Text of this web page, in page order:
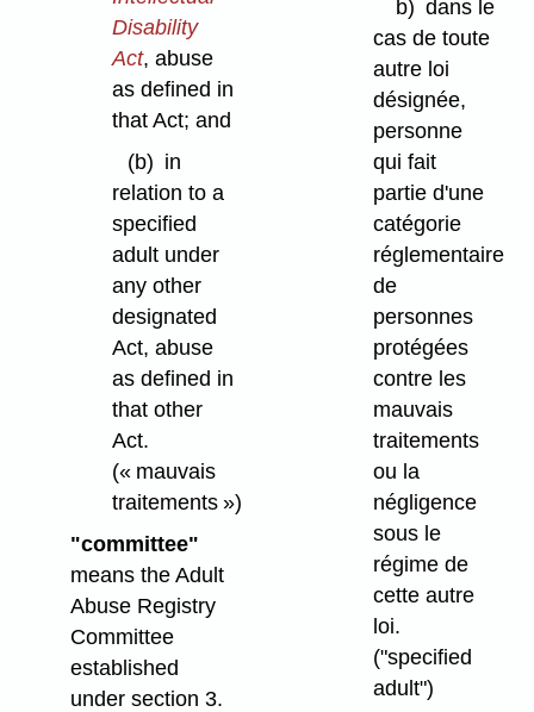
Disability
Act, abuse
as defined in
that Act; and
(b) in
relation to a
specified
adult under
any other
designated
Act, abuse
as defined in
that other
Act.
(« mauvais
traitements »)
"committee"
means the Adult
Abuse Registry
Committee
established
under section 3.
b) dans le
cas de toute
autre loi
désignée,
personne
qui fait
partie d'une
catégorie
réglementaire
de
personnes
protégées
contre les
mauvais
traitements
ou la
négligence
sous le
régime de
cette autre
loi.
("specified
adult")